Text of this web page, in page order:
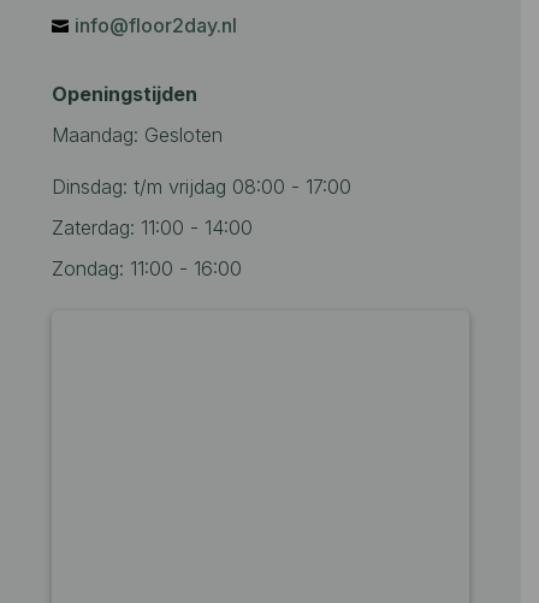
 info@floor2day.nl
Openingstijden
Maandag: Gesloten
Dinsdag: t/m vrijdag 08:00 - 17:00
Zaterdag: 11:00 - 14:00
Zondag: 11:00 - 16:00